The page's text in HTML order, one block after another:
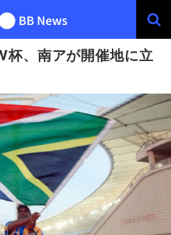
杯、南アが開催地に立